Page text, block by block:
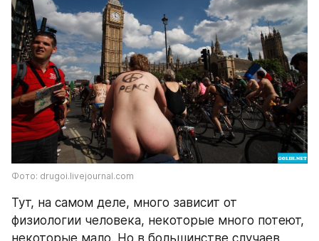
Фото: drugoi.livejournal.com
Тут, на самом деле, много зависит от
физиологии человека, некоторые много потеют,
некоторые мало. Но в большинстве случаев